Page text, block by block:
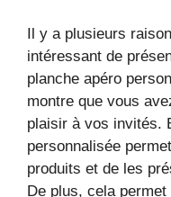
Il y a plusieurs
intéressant de
planche apéro
montre que vous
plaisir à vos invités.
personnalisée
produits et de les
De plus, cela